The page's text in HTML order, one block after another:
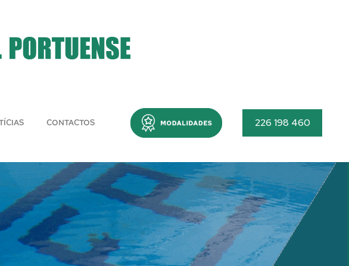
CONTACTOS Menu 226 198 460